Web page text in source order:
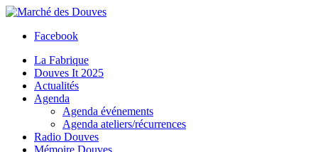
Facebook
La Fabrique
Douves It 2025
Actualités
Agenda
Agenda événements
Agenda ateliers/récurrences
Radio Douves
Mémoire Douves